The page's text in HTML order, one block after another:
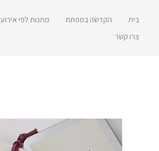
בית הקדשה במפתח מתנות לפי אירוע
צרו קשר